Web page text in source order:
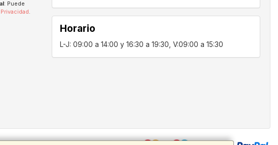
: Puede
.
Horario
L-J: 09:00 a 14:00 y 16:30 a 19:30, V:09:00 a 15:30